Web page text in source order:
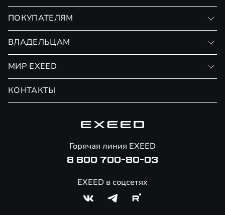
ПОКУПАТЕЛЯМ
Страхование
ВЛАДЕЛЬЦАМ
Сервис
Помощь на дорогах
МИР EXEED
КОНТАКТЫ
Горячая линия EXEED
8 800 700-80-03
EXEED в соцсетях